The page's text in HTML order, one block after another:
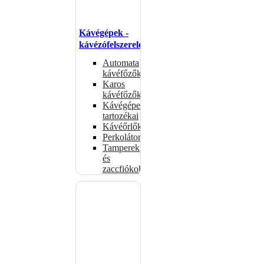
Kávégépek -
kávézófelszerelés
Automata
kávéfőzők
Karos
kávéfőzők
Kávégépek
tartozékai
Kávéőrlők
Perkolátorok
Tamperek
és
zaccfiókok